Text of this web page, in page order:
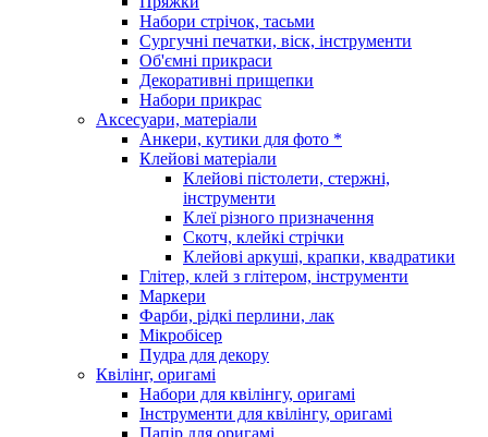
Набори стрічок, тасьми
Сургучні печатки, віск, інструменти
Об'ємні прикраси
Декоративні прищепки
Набори прикрас
Аксесуари, матеріали
Анкери, кутики для фото *
Клейові матеріали
Клейові пістолети, стержні,
інструменти
Клеї різного призначення
Скотч, клейкі стрічки
Клейові аркуші, крапки, квадратики
Глітер, клей з глітером, інструменти
Маркери
Фарби, рідкі перлини, лак
Мікробісер
Пудра для декору
Квілінг, оригамі
Набори для квілінгу, оригамі
Інструменти для квілінгу, оригамі
Папір для оригамі